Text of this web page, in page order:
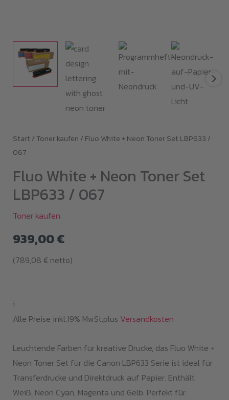
Start / Toner kaufen / Fluo White + Neon Toner Set LBP633 /
067
Fluo White + Neon Toner Set
LBP633 / 067
Toner kaufen
939,00€
(789,08 €netto)
i
Alle Preise inkl.19% MwSt.plus Versandkosten
Leuchtende Farben für kreative Drucke, das Fluo White +
Neon Toner Set für die Canon LBP633 Serie ist ideal für
Transferdrucke und Direktdruck auf Papier. Enthält
Weiß, Neon Cyan, Magenta und Gelb. Perfekt für